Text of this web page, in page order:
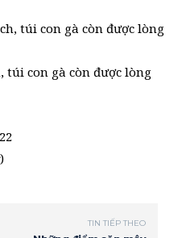
con gà còn được lòng
)
TIN TIẾP THEO